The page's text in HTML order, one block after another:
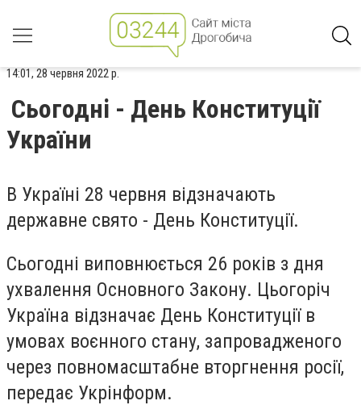
14:01, 28 червня 2022 р.
Сьогодні - День Конституції
України
В Україні 28 червня відзначають
державне свято - День Конституції.
Сьогодні виповнюється 26 років з дня
ухвалення Основного Закону. Цьогоріч
Україна відзначає День Конституції в
умовах воєнного стану, запровадженого
через повномасштабне вторгнення росії,
передає Укрінформ.